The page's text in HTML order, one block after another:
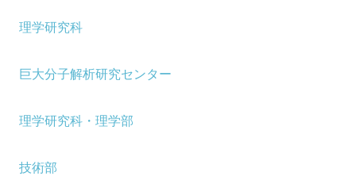
理学研究科
巨大分子解析研究センター
理学研究科・理学部
技術部